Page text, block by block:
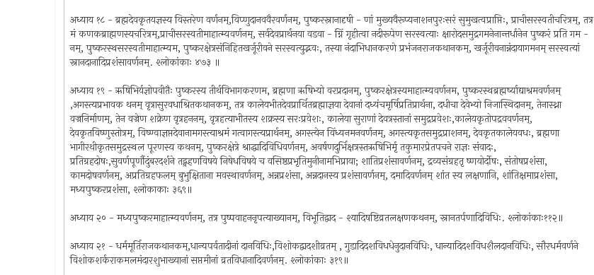
अध्याय १८ - ब्रह्मदेवकृतयज्ञस्य विस्तरेण वर्णनम्,विप्णुदानववैरवर्णनम्, पुष्करस्नानादृषी - णां मुख्यवैरूप्यनाशनपुरःसरं सुमुखत्वप्राप्तिः, प्राचीसरस्वतीचरित्रम्, तत्र
मं कणकब्राह्मणस्यचरित्रम्,प्राचीसरस्वतीमाहात्म्यवर्णनम्, सर्वदेवप्रार्थनया वडवा - ग्निं गृहीत्वा नदीरूपेण सरस्वत्याः क्षारोदसमुद्रगमनेनान्तर्धानेन पुष्करं प्रति गम -
नम्, पुष्करस्थसरस्वतीमाहात्म्यम, पुष्करक्षेत्रसंनिहितखर्जूरीवने सरस्वत्युद्भवः, तस्या नंदाभिधानकरणे प्रभंजनराजकथानकम्, खर्जूरीवनान्नंदायागमनम् सरस्वत्यां
स्नानदानादिप्रशंसावर्णनम्. श्लोकांकाः ४७३ ॥
अध्याय १९ - ऋषिभिर्यज्ञोपवीतैः पुष्करस्य तीर्थविभागकरणम, ब्रह्मणा ऋषिभ्यो वरप्रदानम्, पुष्करक्षेत्रस्यमाहात्म्यवर्णनम, पुष्करस्थब्रह्मर्ष्याद्याश्रमवर्णनम्
,अगस्त्यप्रभावक थनम् वृत्रासुरवधाश्रितकथानकम्, तत्र कालेयभीतदेवप्रार्थितब्रह्माज्ञया देवानां दध्यंचमृर्षिप्रतिप्रार्थना, दधीचा देवेभ्यो निजास्थिदानम्, तेनास्थ्ना
वज्रनिर्माणम्, तेन वज्रेण शक्रेण वृत्रहननम्, वृत्रहत्याभीतस्य शक्रस्य सरःप्रवेशः, कालेया सुराणां देवत्रस्तानां समुद्रप्रवेशः,कालेयकृतोपद्रववर्णनम्,
देवकृतविष्णुस्तोत्रम्, विष्ण्वाज्ञप्तदेवानामगस्त्याश्रमं गत्वागस्त्यप्रार्थनम्, अगस्त्येन विंध्यनमनवर्णनम्, अगस्त्यकृतसमुद्रप्राशनम्, देवकृतकालेयवधः, ब्रह्मणा
भागीरथीकृतसमुद्रस्थल पूरणस्य कथनम्, पुष्करक्षेत्रे श्राद्धादिविधिवर्णनम्, अवर्षणदुर्भिक्षत्रस्तऋषिभिर्मृ तकुमारप्रेतपचने राज्ञः संवादः,
प्रतिग्रहदोषः,सुवर्णपूर्णौदुंबरदर्शने तद्ग्रहणविषये निषेधविषये च वसिष्ठप्रभृतिमुनीनामभिप्राया; शातिप्रशंसावर्णनम्, द्रव्यसंग्रहतृ ष्णयोर्दोषः, संतोषप्रशंसा,
कामदोषवर्णनम्, अप्रतिग्रहफलम् बुभुक्षिताना मवस्थावर्णनम्, अन्नप्रशंसा, अन्नदानस्य प्रशंसावर्णनम्, दमादिवर्णनम् शांत स्य लक्षणानि, शांतिक्षमाप्रशंसा,
मध्यपुष्करप्रशंसा, श्लोकाकाः ३६९॥
अध्याय २० - मध्यपुष्करमाहात्म्यवर्णनम्, तत्र पुष्पवाहननृपत्याख्यानम्, विभूतिद्वाद - श्यादिषष्टिव्रतलक्षणकथनम्, स्नानतर्पणादिविधिः. श्लोकांकाः११२॥
अध्याय २१ - धर्ममूर्तिराजकथानकम्,धान्यपर्वतादीनां दानविधिः,विशोकद्वादशीव्रतम् , गुडादिदशविधधेनुदानविधिः, धान्यादिदशविधशैलदानविधिः, सौरधर्मवर्णने
विशोकशर्कराकमलमंदारशुभाख्यानां सप्तमीनां व्रतविधानादिवर्णनम्. श्लोकांकाः ३१९॥